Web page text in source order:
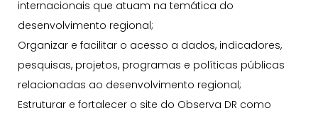
internacionais que atuam na temática do
desenvolvimento regional;
Organizar e facilitar o acesso a dados, indicadores,
pesquisas, projetos, programas e políticas públicas
relacionadas ao desenvolvimento regional;
Estruturar e fortalecer o site do Observa DR como